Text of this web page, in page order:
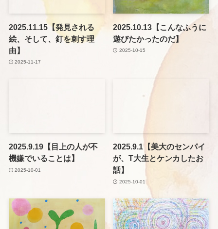
2025.11.15【発見される
絵、そして、釘を刺す理
由】
2025-11-17
2025.10.13【こんなふうに
遊びたかったのだ】
2025-10-15
2025.9.19【目上の人が不
機嫌でいることは】
2025-10-01
2025.9.1【美大のセンパイ
が、T大生とケンカしたお
話】
2025-10-01